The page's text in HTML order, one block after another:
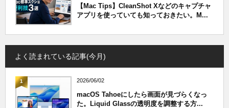
【Mac Tips】CleanShot Xなどのキャプチャ
アプリを使っていても知っておきたい。M...
よく読まれている記事(今月)
1 2026/06/02
macOS Tahoeにしたら画面が見づらくなっ
た。Liquid Glassの透明度を調整する方...